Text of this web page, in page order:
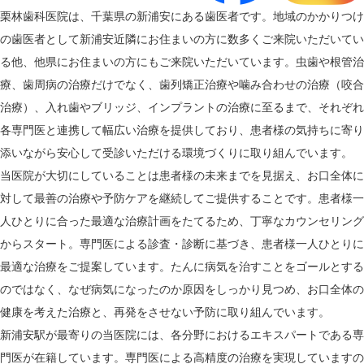
栗林歯科医院は、千葉県の新浦安にある歯医者です。地域のかかりつけ
の歯医者として新浦安近隣にお住まいの方に数多くご来院いただいてい
る他、他県にお住まいの方にもご来院いただいています。虫歯や根管治
療、歯周病の治療だけでなく、歯列矯正治療や噛み合わせの治療（咬合
治療）、入れ歯やブリッジ、インプラントの治療に至るまで、それぞれ
各専門医と連携して幅広い治療を提供しており、患者様の気持ちに寄り
添いながら安心して受診いただける環境づくりに取り組んでいます。
当医院が大切にしていることは患者様の未来までを見据え、お口全体に
対して最善の治療や予防ケアを継続してご提供することです。患者様一
人ひとりに合った最適な治療計画をたてるため、丁寧なカウンセリング
からスタート。専門医による診査・診断に基づき、患者様一人ひとりに
最適な治療をご提案しています。たんに病気を治すことをゴールとする
のではなく、なぜ病気になったのか原因をしっかり見つめ、お口全体の
健康を考えた治療と、再発をさせない予防に取り組んでいます。
新浦安駅が最寄りの当医院には、各分野におけるエキスパートである専
門医が在籍しています。専門医による高精度の治療を実現していますの